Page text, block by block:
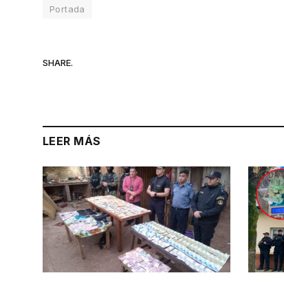
Portada
SHARE.
LEER MÁS